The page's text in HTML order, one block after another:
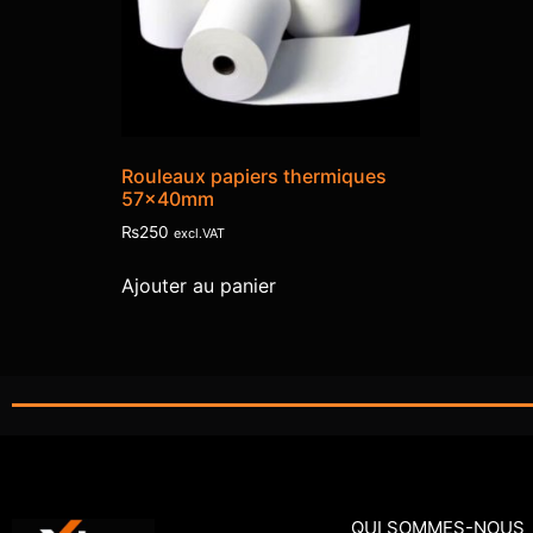
Rouleaux papiers thermiques
57x40mm
₨250 excl.VAT
Ajouter au panier
QUI SOMMES-NOUS